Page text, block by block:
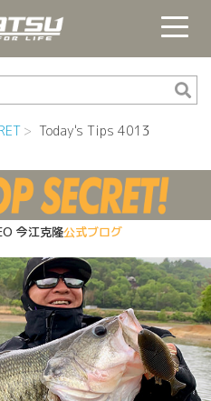
Today's Tips 4013
今江克隆公式ブログ